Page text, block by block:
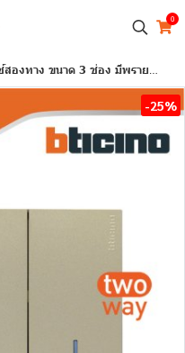
0
พรายน้ำ สีไทเทเนียม 2 Way Switch 3 Gang Titanium รุ่น Nexy
-25%